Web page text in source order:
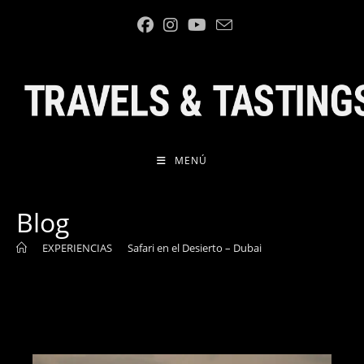
MENÚ
Blog
EXPERIENCIAS Safari en el Desierto – Dubai